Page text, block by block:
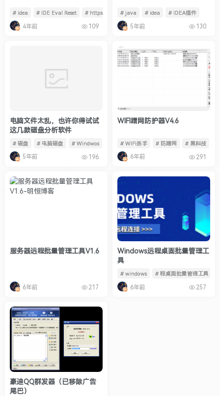
# idea # IDE Eval Reset # https://plugins.zhile.io
4年前 109
# java # idea # IDEA插件
5年前 130
电脑文件太乱，也许你得试试
这几款磁盘分析软件
# 磁盘 # 电脑磁盘 # Windwos
5年前 196
WIFI蹭网防护器V4.6
# WIFI杀手 # 防蹭网 # 黑科技
6年前 291
服务器远程批量管理工具V1.6
6年前 217
Windows远程桌面批量管理工
具
# windows # 程桌面批量管理工具
6年前 257
豪迪QQ群发器（已移除广告
尾巴）